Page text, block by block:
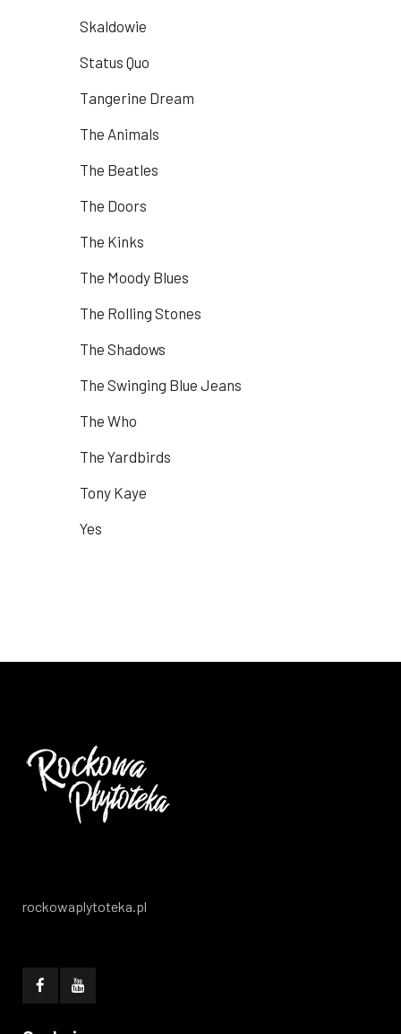
Skaldowie
Status Quo
Tangerine Dream
The Animals
The Beatles
The Doors
The Kinks
The Moody Blues
The Rolling Stones
The Shadows
The Swinging Blue Jeans
The Who
The Yardbirds
Tony Kaye
Yes
rockowaplytoteka.pl